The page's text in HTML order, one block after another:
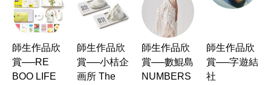
師生作品欣
賞──RE
BOO LIFE
師生作品欣
賞──小桔企
画所 The
師生作品欣
賞──數鯤島
NUMBERS
師生作品欣
賞──字遊結
社